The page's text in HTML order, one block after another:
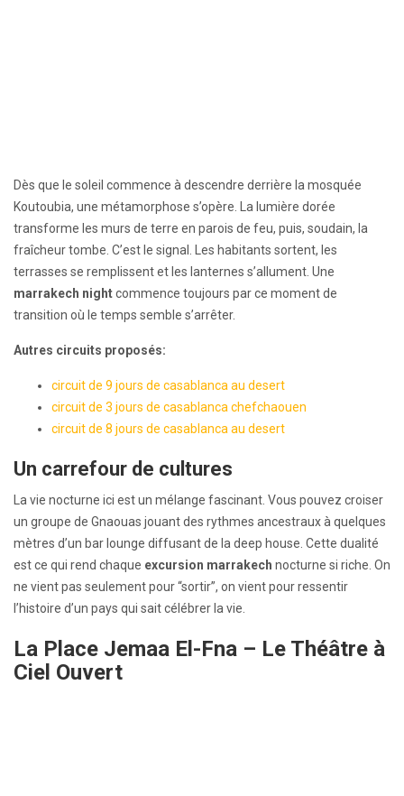
Dès que le soleil commence à descendre derrière la mosquée
Koutoubia, une métamorphose s’opère. La lumière dorée
transforme les murs de terre en parois de feu, puis, soudain, la
fraîcheur tombe. C’est le signal. Les habitants sortent, les
terrasses se remplissent et les lanternes s’allument. Une
marrakech nightcommence toujours par ce moment de
transition où le temps semble s’arrêter.
Autres circuits proposés:
circuit de 9 jours de casablanca au desert
circuit de 3 jours de casablanca chefchaouen
circuit de 8 jours de casablanca au desert
Un carrefour de cultures
La vie nocturne ici est un mélange fascinant. Vous pouvez croiser
un groupe de Gnaouas jouant des rythmes ancestraux à quelques
mètres d’un bar lounge diffusant de la deep house. Cette dualité
est ce qui rend chaque excursion marrakech nocturne si riche. On
ne vient pas seulement pour “sortir”, on vient pour ressentir
l’histoire d’un pays qui sait célébrer la vie.
La Place Jemaa El-Fna – Le Théâtre à
Ciel Ouvert